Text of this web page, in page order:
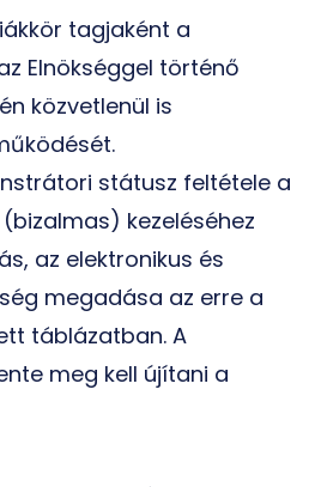
tagjaként a
Elnökséggel történő
közvetlenül is
státusz feltétele a
kezeléséhez
az elektronikus és
megadása az erre a
táblázatban. A
meg kell újítani a